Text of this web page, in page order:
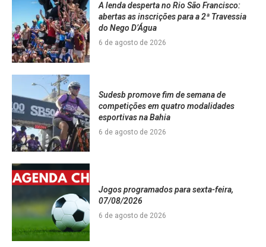
A lenda desperta no Rio São Francisco:
abertas as inscrições para a 2ª Travessia
do Nego D’Água
6 de agosto de 2026
Sudesb promove fim de semana de
competições em quatro modalidades
esportivas na Bahia
6 de agosto de 2026
Jogos programados para sexta-feira,
07/08/2026
6 de agosto de 2026